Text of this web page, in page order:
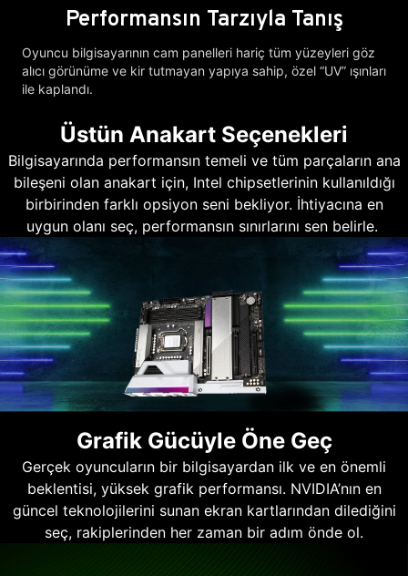
Performansın Tarzıyla Tanış
Oyuncu bilgisayarının cam panelleri hariç tüm yüzeyleri göz
alıcı görünüme ve kir tutmayan yapıya sahip, özel “UV” ışınları
ile kaplandı.
Üstün Anakart Seçenekleri
Bilgisayarında performansın temeli ve tüm parçaların ana
bileşeni olan anakart için, Intel chipsetlerinin kullanıldığı
birbirinden farklı opsiyon seni bekliyor. İhtiyacına en
uygun olanı seç, performansın sınırlarını sen belirle.
Grafik Gücüyle Öne Geç
Gerçek oyuncuların bir bilgisayardan ilk ve en önemli
beklentisi, yüksek grafik performansı. NVIDIA’nın en
güncel teknolojilerini sunan ekran kartlarından dilediğini
seç, rakiplerinden her zaman bir adım önde ol.